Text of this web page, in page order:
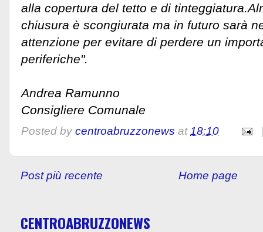
alla copertura del tetto e di
chiusura è scongiurata ma in futuro sarà
attenzione per evitare di perdere un
periferiche".
Andrea Ramunno
Consigliere Comunale
Posted by centroabruzzonews at18:10
Post più recente Home page
CENTROABRUZZONEWS